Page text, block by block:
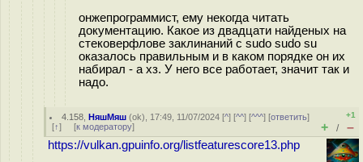
онжепрограммист, ему некогда читать
документацию. Какое из двадцати найденых на
стековерфлове заклинаний с sudo sudo su
оказалось правильным и в каком порядке он их
набирал - а хз. У него все работает, значит так и
надо.
4.158 ,НяшМяш (ok), 17:49, 11/07/2024 [^] [^^] [^^^] [ответить]
[↑] [к модератору]
+1
+ / –
https://vulkan.gpuinfo.org/listfeaturescore13.php